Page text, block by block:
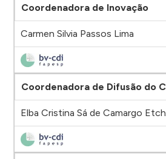
Coordenadora de Inovação
Carmen Silvia Passos Lima
Coordenadora de Difusão do
Elba Cristina Sá de Camargo